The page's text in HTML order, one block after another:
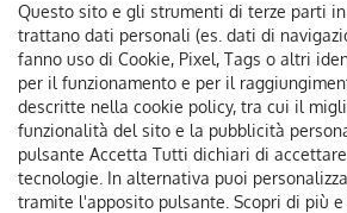
Essence/GPL
Boîte De
1.368 Cm³
113.000
Bordeaux Pastel
3 Portes
Abdos, Airbag, Airbag passager, Vitres
Verrouillage centralisé, Climatisation,
démarrage, Park Distance Control,
électrique
Questo sito e gli strumenti di terze parti
trattano dati personali (es. dati di
fanno uso di Cookie, Pixel, Tags o altri
per il funzionamento e per il
descritte nella cookie policy, tra cui il
funzionalità del sito e la pubblicità
pulsante Accetta Tutti dichiari di
tecnologie. In alternativa puoi
tramite l'apposito pulsante. Scopri di più e